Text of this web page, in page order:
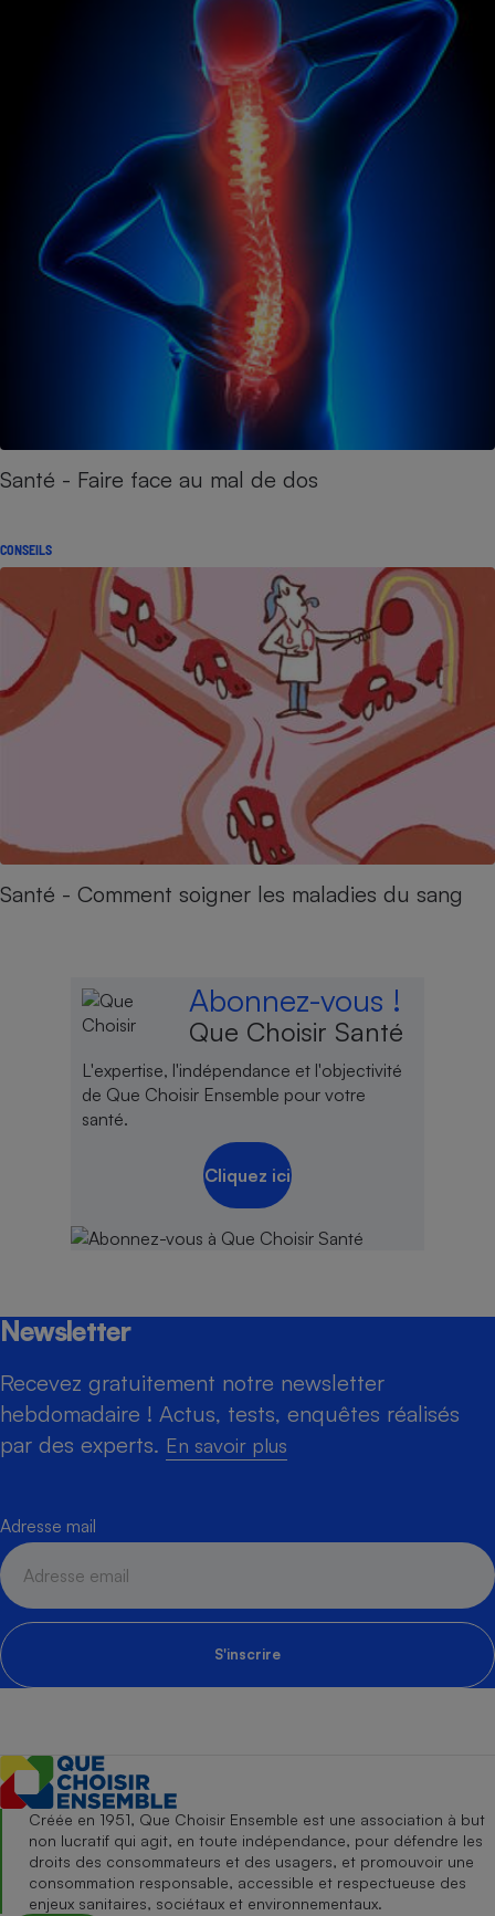
Santé - Faire face au mal de dos
CONSEILS
Santé - Comment soigner les maladies du sang
Abonnez-vous !
Que Choisir Santé
L'expertise, l'indépendance et l'objectivité
de Que Choisir Ensemble pour votre
santé.
Cliquez ici
Newsletter
Recevez gratuitement notre newsletter
hebdomadaire ! Actus, tests, enquêtes réalisés
par des experts. En savoir plus
Adresse mail
S'inscrire
Créée en 1951, Que Choisir Ensemble est une association à but
non lucratif qui agit, en toute indépendance, pour défendre les
droits des consommateurs et des usagers, et promouvoir une
consommation responsable, accessible et respectueuse des
enjeux sanitaires, sociétaux et environnementaux.